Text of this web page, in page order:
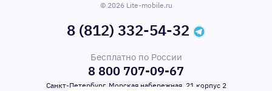
© 2026 Lite-mobile.ru
8 (812) 332-54-32
Бесплатно по России
8 800 707-09-67
Санкт-Петербург, Морская набережная, 21 корпус 2